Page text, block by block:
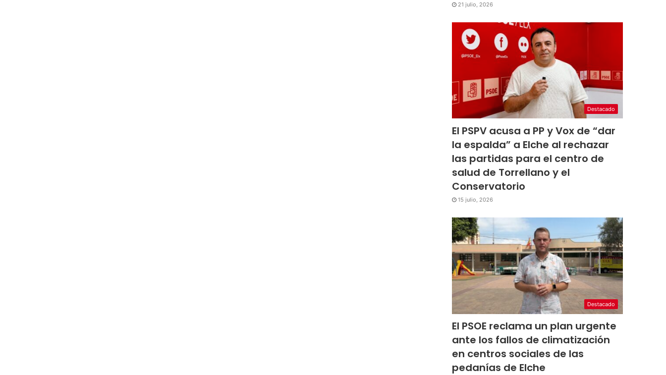
21 julio, 2026
Destacado
El PSPV acusa a PP y Vox de “dar
la espalda” a Elche al rechazar
las partidas para el centro de
salud de Torrellano y el
Conservatorio
15 julio, 2026
Destacado
El PSOE reclama un plan urgente
ante los fallos de climatización
en centros sociales de las
pedanías de Elche